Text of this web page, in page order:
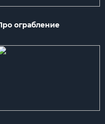
ограбление